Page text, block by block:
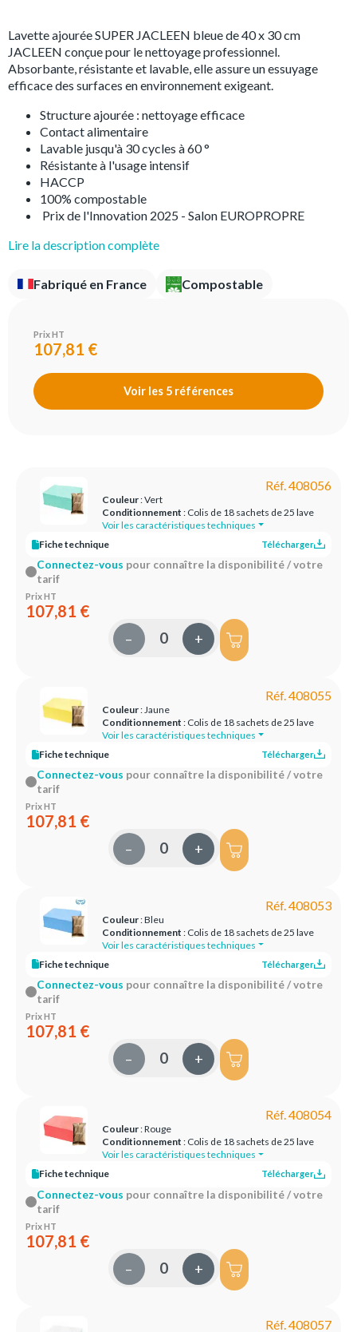
Lavette ajourée SUPER JACLEEN bleue de 40 x 30 cm
JACLEEN conçue pour le nettoyage professionnel.
Absorbante, résistante et lavable, elle assure un essuyage
efficace des surfaces en environnement exigeant.
Structure ajourée : nettoyage efficace
Contact alimentaire
Lavable jusqu'à 30 cycles à 60 °
Résistante à l'usage intensif
HACCP
100% compostable
Prix de l'Innovation 2025 - Salon EUROPROPRE
Lire la description complète
Fabriqué en France Compostable
Prix HT
107,81 €
Voir les 5 références
Réf. 408056
Couleur: Vert
Conditionnement : Colis de 18 sachets de 25 lave
Voir les caractéristiques techniques
Fiche technique
Télécharger
Connectez-vous pour connaître la disponibilité / votre
tarif
Prix HT
107,81 €
– +
Réf. 408055
Couleur: Jaune
Conditionnement : Colis de 18 sachets de 25 lave
Voir les caractéristiques techniques
Fiche technique
Télécharger
Connectez-vous pour connaître la disponibilité / votre
tarif
Prix HT
107,81 €
– +
Réf. 408053
Couleur: Bleu
Conditionnement : Colis de 18 sachets de 25 lave
Voir les caractéristiques techniques
Fiche technique
Télécharger
Connectez-vous pour connaître la disponibilité / votre
tarif
Prix HT
107,81 €
– +
Réf. 408054
Couleur: Rouge
Conditionnement : Colis de 18 sachets de 25 lave
Voir les caractéristiques techniques
Fiche technique
Télécharger
Connectez-vous pour connaître la disponibilité / votre
tarif
Prix HT
107,81 €
– +
Réf. 408057